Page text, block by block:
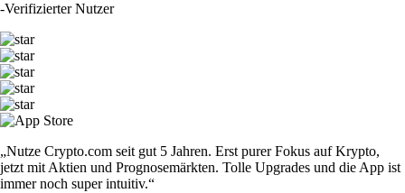
-Verifizierter Nutzer
„Nutze Crypto.com seit gut 5 Jahren. Erst purer Fokus auf Krypto,
jetzt mit Aktien und Prognosemärkten. Tolle Upgrades und die App ist
immer noch super intuitiv.“